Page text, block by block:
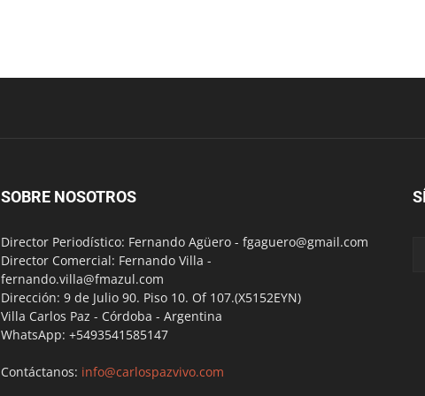
SOBRE NOSOTROS
Director Periodístico: Fernando Agüero - fgaguero@gmail.com
Director Comercial: Fernando Villa -
fernando.villa@fmazul.com
Dirección: 9 de Julio 90. Piso 10. Of 107.(X5152EYN)
Villa Carlos Paz - Córdoba - Argentina
WhatsApp: +5493541585147
Contáctanos: info@carlospazvivo.com